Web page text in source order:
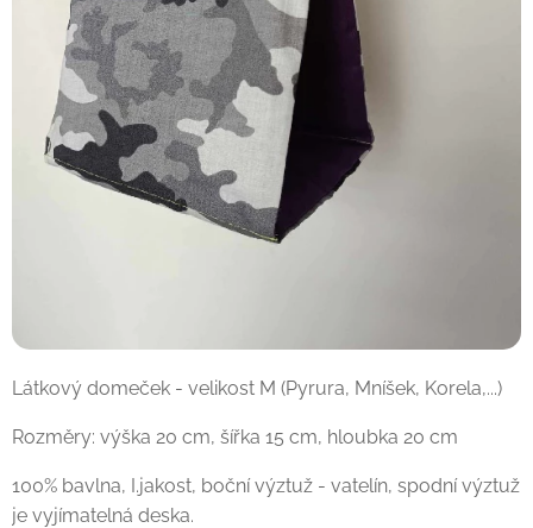
Látkový domeček - velikost M (Pyrura, Mníšek, Korela,...)
Rozměry: výška 20 cm, šířka 15 cm, hloubka 20 cm
100% bavlna, I.jakost, boční výztuž - vatelín, spodní výztuž
je vyjímatelná deska.